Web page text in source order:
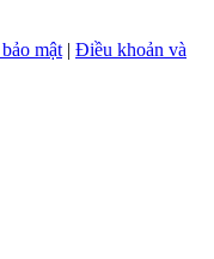
mật | Điều khoản và